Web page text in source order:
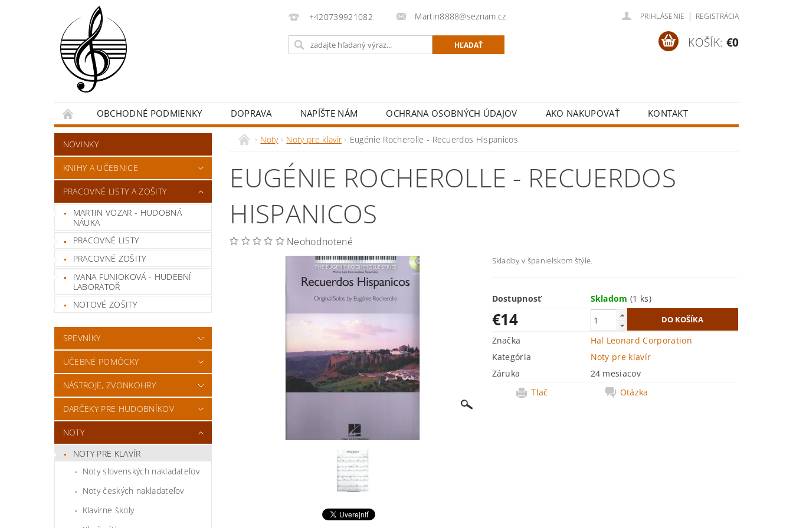
+420739921082 Martin8888@seznam.cz PRIHLÁSENIE | REGISTRÁCIA
KOŠÍK: €0
OBCHODNÉ PODMIENKY DOPRAVA NAPÍŠTE NÁM OCHRANA OSOBNÝCH ÚDAJOV AKO NAKUPOVAŤ KONTAKT
NOVINKY
KNIHY A UČEBNICE
PRACOVNÉ LISTY A ZOŠITY
MARTIN VOZAR - HUDOBNÁ
NÁUKA
PRACOVNÉ LISTY
PRACOVNÉ ZOŠITY
IVANA FUNIOKOVÁ - HUDEBNÍ
LABORATOŘ
NOTOVÉ ZOŠITY
SPEVNÍKY
UČEBNÉ POMÔCKY
NÁSTROJE, ZVONKOHRY
DARČEKY PRE HUDOBNÍKOV
NOTY
NOTY PRE KLAVÍR
Noty slovenských nakladateľov
Noty českých nakladateľov
Klavírne školy
Noty Noty pre klavír Eugénie Rocherolle - Recuerdos Hispanicos
EUGÉNIE ROCHEROLLE - RECUERDOS
HISPANICOS
Neohodnotené
Skladby v španielskom štýle.
Dostupnosť Skladom(1 ks)
€14
Značka
Hal Leonard Corporation
Kategória
Noty pre klavír
Záruka
24 mesiacov
Tlač
Otázka